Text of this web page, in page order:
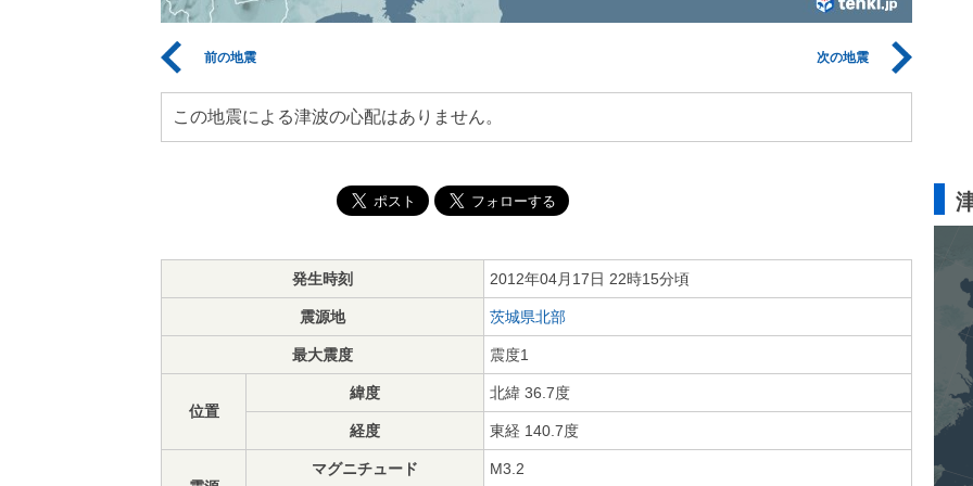
前の地震 次の地震
この地震による津波の心配はありません。
発生時刻 2012年04月17日 22時15分頃
震源地 茨城県北部
最大震度 震度1
位置
緯度 北緯 36.7度
経度 東経 140.7度
マグニチュード M3.2